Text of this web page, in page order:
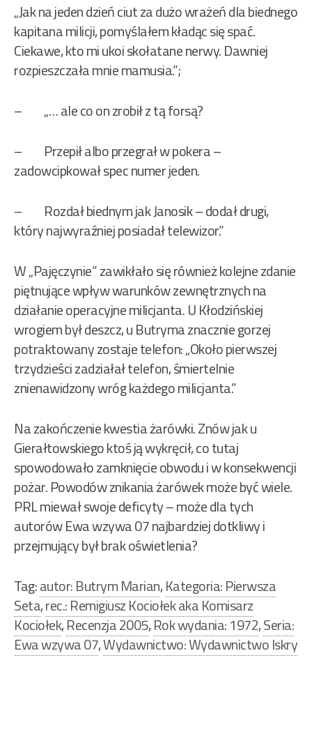
„Jak na jeden dzień ciut za dużo wrażeń dla biednego
kapitana milicji, pomyślałem kładąc się spać.
Ciekawe, kto mi ukoi skołatane nerwy. Dawniej
rozpieszczała mnie mamusia.”;
– „… ale co on zrobił z tą forsą?
– Przepił albo przegrał w pokera –
zadowcipkował spec numer jeden.
– Rozdał biednym jak Janosik – dodał drugi,
który najwyraźniej posiadał telewizor.”
W „Pajęczynie” zawikłało się również kolejne zdanie
piętnujące wpływ warunków zewnętrznych na
działanie operacyjne milicjanta. U Kłodzińskiej
wrogiem był deszcz, u Butryma znacznie gorzej
potraktowany zostaje telefon: „Około pierwszej
trzydzieści zadziałał telefon, śmiertelnie
znienawidzony wróg każdego milicjanta.”
Na zakończenie kwestia żarówki. Znów jak u
Gierałtowskiego ktoś ją wykręcił, co tutaj
spowodowało zamknięcie obwodu i w konsekwencji
pożar. Powodów znikania żarówek może być wiele.
PRL miewał swoje deficyty – może dla tych
autorów Ewa wzywa 07 najbardziej dotkliwy i
przejmujący był brak oświetlenia?
Tag:autor: Butrym Marian,Kategoria: Pierwsza
Seta,rec.: Remigiusz Kociołek aka Komisarz
Kociołek,Recenzja 2005,Rok wydania: 1972,Seria:
Ewa wzywa 07,Wydawnictwo: Wydawnictwo Iskry